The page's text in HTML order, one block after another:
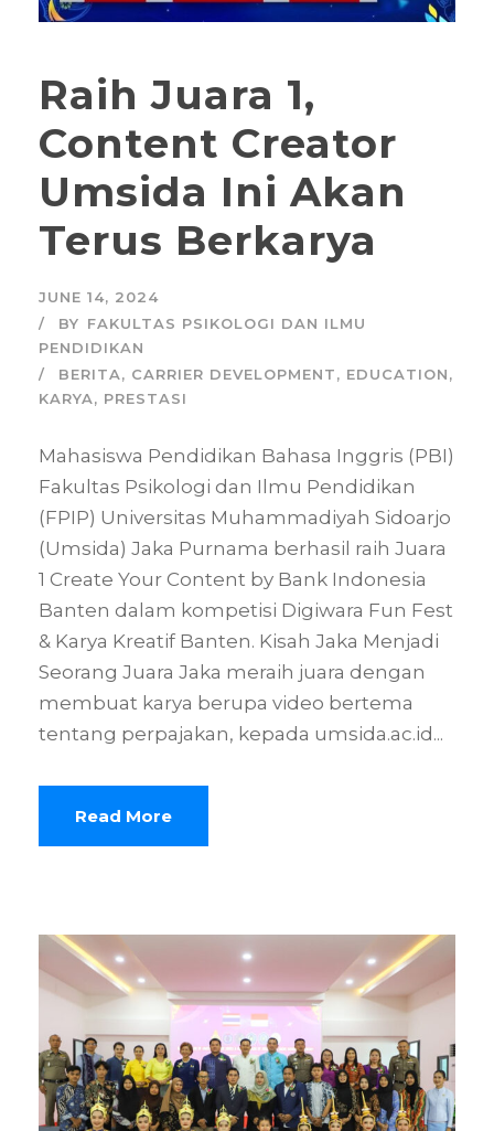
Raih Juara 1,
Content Creator
Umsida Ini Akan
Terus Berkarya
JUNE 14, 2024
BY FAKULTAS PSIKOLOGI DAN ILMU
PENDIDIKAN
BERITA, CARRIER DEVELOPMENT, EDUCATION,
KARYA, PRESTASI
Mahasiswa Pendidikan Bahasa Inggris (PBI)
Fakultas Psikologi dan Ilmu Pendidikan
(FPIP) Universitas Muhammadiyah Sidoarjo
(Umsida) Jaka Purnama berhasil raih Juara
1 Create Your Content by Bank Indonesia
Banten dalam kompetisi Digiwara Fun Fest
& Karya Kreatif Banten. Kisah Jaka Menjadi
Seorang Juara Jaka meraih juara dengan
membuat karya berupa video bertema
tentang perpajakan, kepada umsida.ac.id...
Read More